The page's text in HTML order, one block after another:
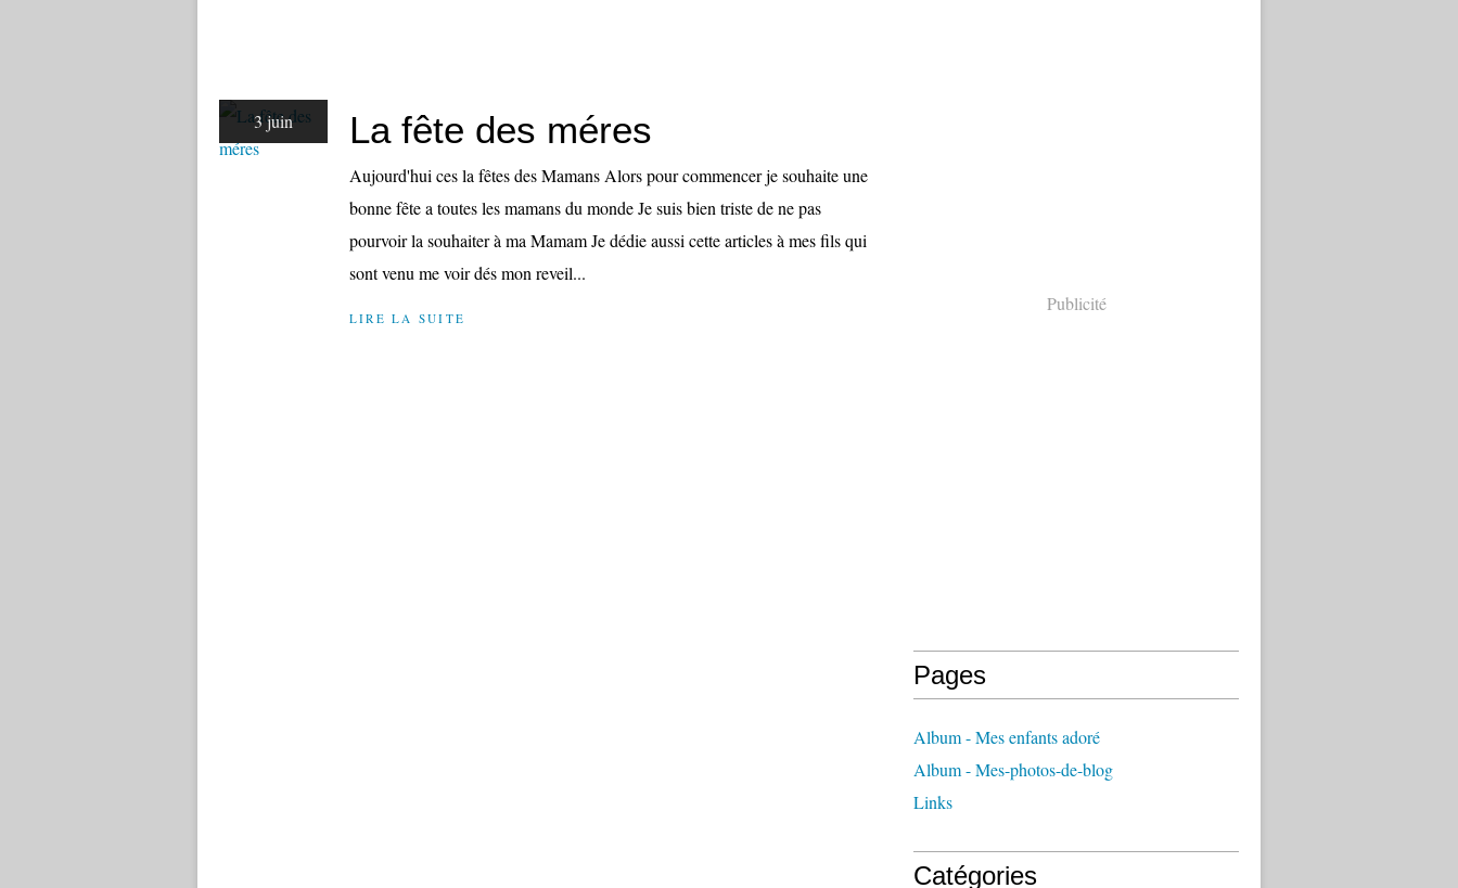
3 juin La fête des méres
Aujourd'hui ces la fêtes des Mamans Alors pour commencer je souhaite une
bonne fête a toutes les mamans du monde Je suis bien triste de ne pas
pourvoir la souhaiter à ma Mamam Je dédie aussi cette articles à mes fils qui
sont venu me voir dés mon reveil...
LIRE LA SUITE
Publicité
Pages
Album - Mes enfants adoré
Album - Mes-photos-de-blog
Links
Catégories